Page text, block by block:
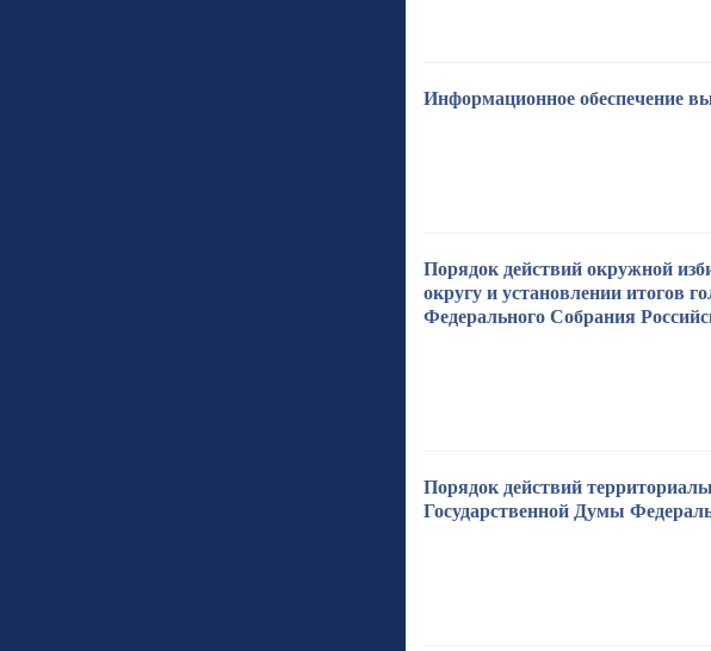
Информационное обеспечение
Порядок действий окружной
округу и установлении итогов
Федерального Собрания
Порядок действий
Государственной Думы